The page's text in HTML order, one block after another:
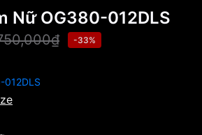
Nữ OG380-012DLS
-33%
012DLS